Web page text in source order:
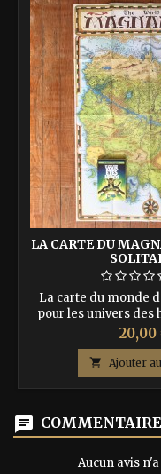
LA CARTE DU
La carte du monde
pour les univers des
(Loup Solitaire) et
Vous pouvez
fabuleux décors des
livres de jeu Lone
de Joe Dever ! Avec
vous proposer le
illustré
Prix
20,00
 Ajouter
chat
Aucun avis